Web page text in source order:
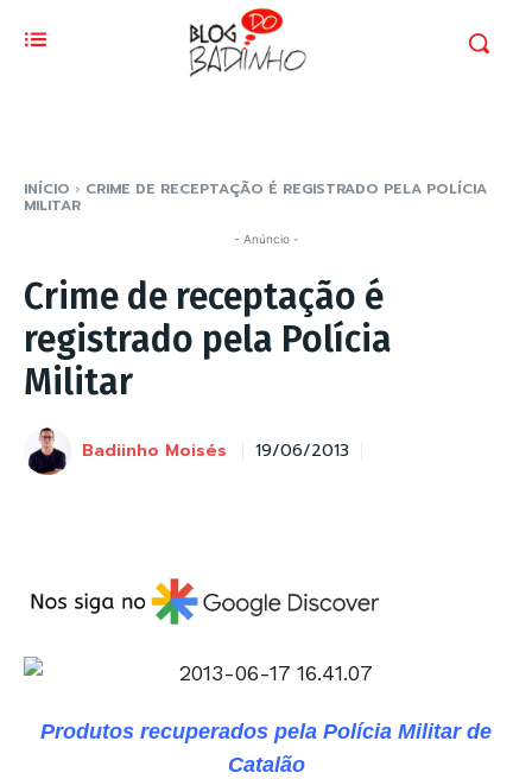
INÍCIO CRIME DE RECEPTAÇÃO É REGISTRADO PELA POLÍCIA
MILITAR
- Anúncio -
Crime de receptação é
registrado pela Polícia
Militar
Badiinho Moisés 19/06/2013
Produtos recuperados pela Polícia Militar de
Catalão